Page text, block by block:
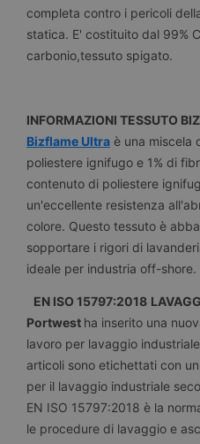
completa contro i pericoli
statica. E' costituito dal 99%
carbonio,tessuto spigato.
INFORMAZIONI TESSUTO
Bizflame Ultra è una miscela
poliestere ignifugo e 1% di
contenuto di poliestere
un'eccellente resistenza
colore. Questo tessuto è
sopportare i rigori di
ideale per industria off-shore.
EN ISO 15797:2018
Portwest ha inserito una
lavoro per lavaggio
articoli sono etichettati con
per il lavaggio industriale
EN ISO 15797:2018 è la
le procedure di lavaggio e